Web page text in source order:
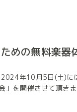
めの無料楽器
年10月5日(土)に
」を開催させて頂き